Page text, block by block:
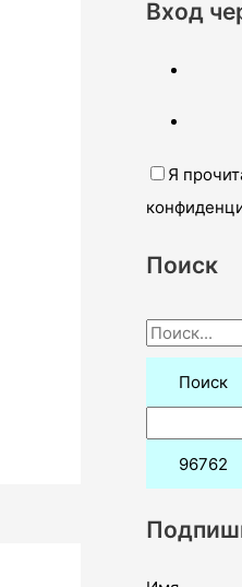
Вход
Я
Поиск
П
о
: